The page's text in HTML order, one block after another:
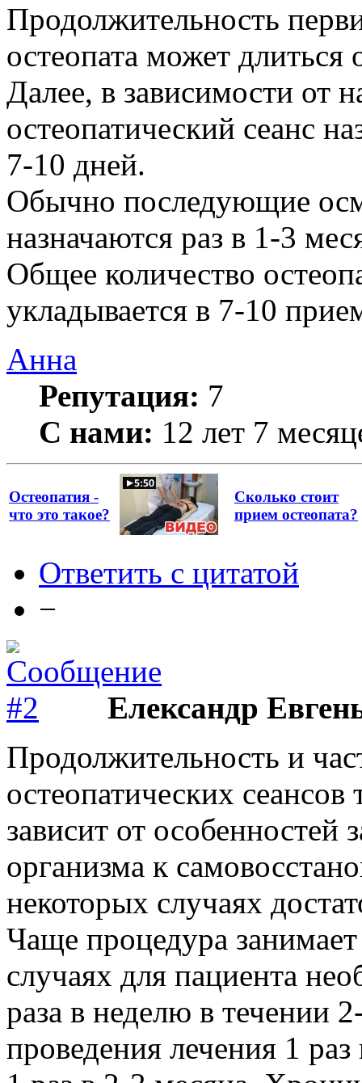
Продолжительность
остеопата может
Далее, в зависимости от
остеопатический сеанс
7-10 дней.
Обычно последующие
назначаются раз в 1-3
Общее количество
укладывается в 7-10
Анна
Репутация: 7
С нами: 12 лет 7
Остеопатия -
что это такое?
Сколько стоит
прием остеопата?
Ответить с цитатой
−
Елександр
Продолжительность и
остеопатических
зависит от особенностей
организма к
некоторых случаях
Чаще процедура
случаях для пациента
раза в неделю в течении
проведения лечения 1